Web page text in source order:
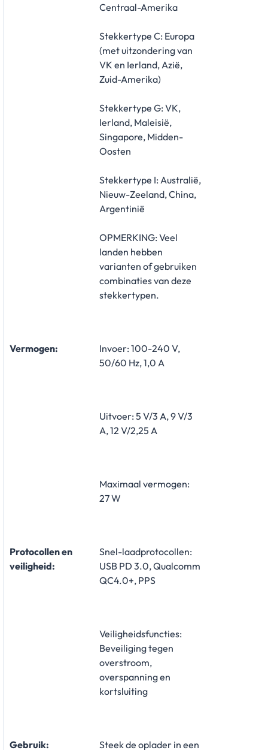
Centraal-Amerika
Stekkertype C: Europa
(met uitzondering van
VK en Ierland, Azië,
Zuid-Amerika)
Stekkertype G: VK,
Ierland, Maleisië,
Singapore, Midden-
Oosten
Stekkertype I: Australië,
Nieuw-Zeeland, China,
Argentinië
OPMERKING: Veel
landen hebben
varianten of gebruiken
combinaties van deze
stekkertypen.
Vermogen:
Invoer: 100-240 V,
50/60 Hz, 1,0 A
Uitvoer: 5 V/3 A, 9 V/3
A, 12 V/2,25 A
Maximaal vermogen:
27 W
Protocollen en
veiligheid:
Snel-laadprotocollen:
USB PD 3.0, Qualcomm
QC4.0+, PPS
Veiligheidsfuncties:
Beveiliging tegen
overstroom,
overspanning en
kortsluiting
Gebruik: Steek de oplader in een